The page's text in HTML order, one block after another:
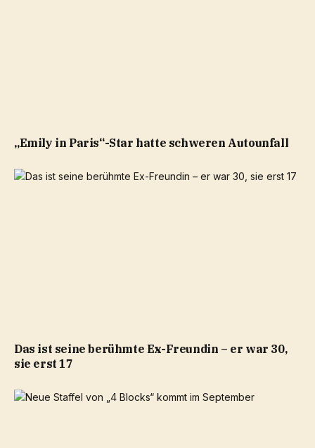
„Emily in Paris“-Star hatte schweren Autounfall
Das ist seine berühmte Ex-Freundin – er war 30,
sie erst 17